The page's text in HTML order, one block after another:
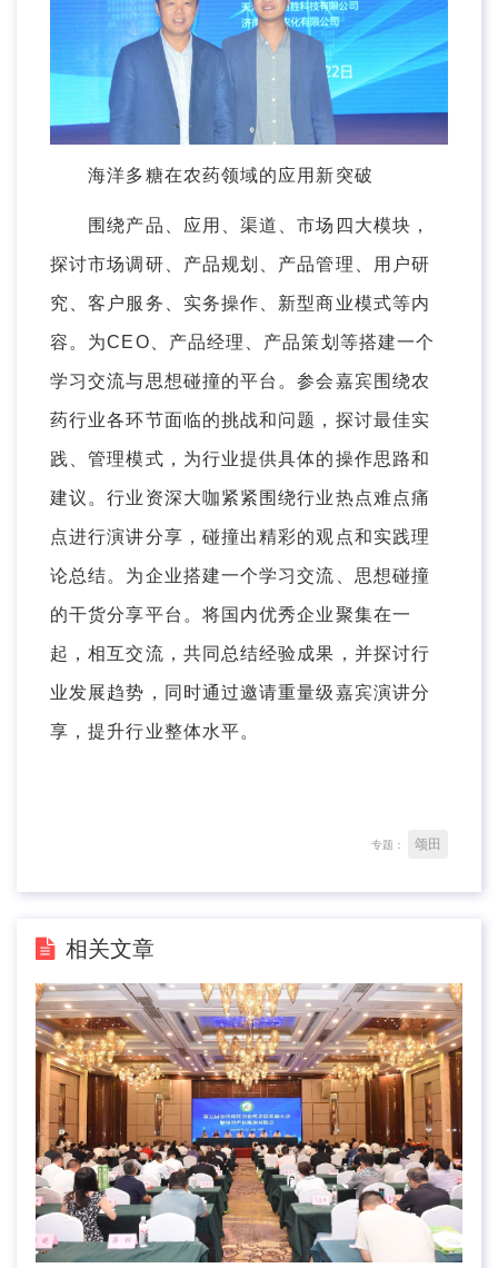
海洋多糖在农药领域的应用新突破
围绕产品、应用、渠道、市场四大模块，
探讨市场调研、产品规划、产品管理、用户研
究、客户服务、实务操作、新型商业模式等内
容。为CEO、产品经理、产品策划等搭建一个
学习交流与思想碰撞的平台。参会嘉宾围绕农
药行业各环节面临的挑战和问题，探讨最佳实
践、管理模式，为行业提供具体的操作思路和
建议。行业资深大咖紧紧围绕行业热点难点痛
点进行演讲分享，碰撞出精彩的观点和实践理
论总结。为企业搭建一个学习交流、思想碰撞
的干货分享平台。将国内优秀企业聚集在一
起，相互交流，共同总结经验成果，并探讨行
业发展趋势，同时通过邀请重量级嘉宾演讲分
享，提升行业整体水平。
专题： 颂田
相关文章